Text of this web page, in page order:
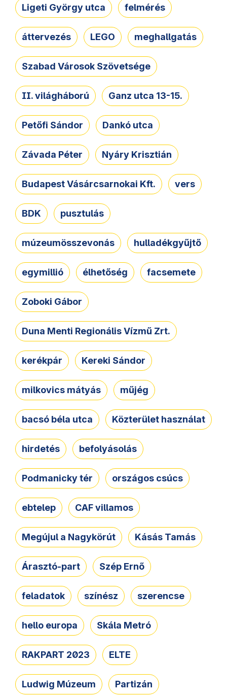
Ligeti György utca felmérés
áttervezés LEGO meghallgatás
Szabad Városok Szövetsége
II. világháború Ganz utca 13-15.
Petőfi Sándor Dankó utca
Závada Péter Nyáry Krisztián
Budapest Vásárcsarnokai Kft. vers
BDK pusztulás
múzeumösszevonás hulladékgyűjtő
egymillió élhetőség facsemete
Zoboki Gábor
Duna Menti Regionális Vízmű Zrt.
kerékpár Kereki Sándor
milkovics mátyás műjég
bacsó béla utca Közterület használat
hirdetés befolyásolás
Podmanicky tér országos csúcs
ebtelep CAF villamos
Megújul a Nagykörút Kásás Tamás
Árasztó-part Szép Ernő
feladatok színész szerencse
hello europa Skála Metró
RAKPART 2023 ELTE
Ludwig Múzeum Partizán